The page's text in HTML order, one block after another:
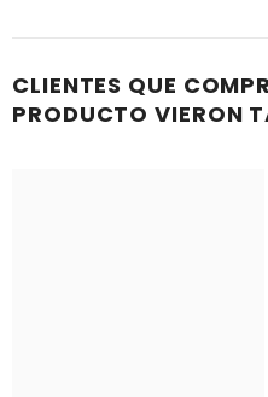
CLIENTES QUE
PRODUCTO VIERON